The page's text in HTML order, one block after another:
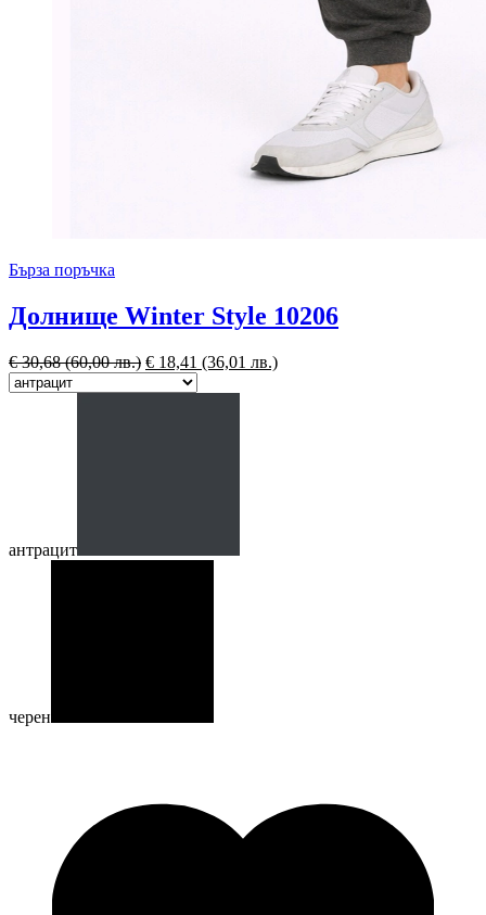
Бърза поръчка
Долнище Winter Style 10206
€30,68(60,00 лв.) € 18,41 (36,01 лв.)
антрацит
черен